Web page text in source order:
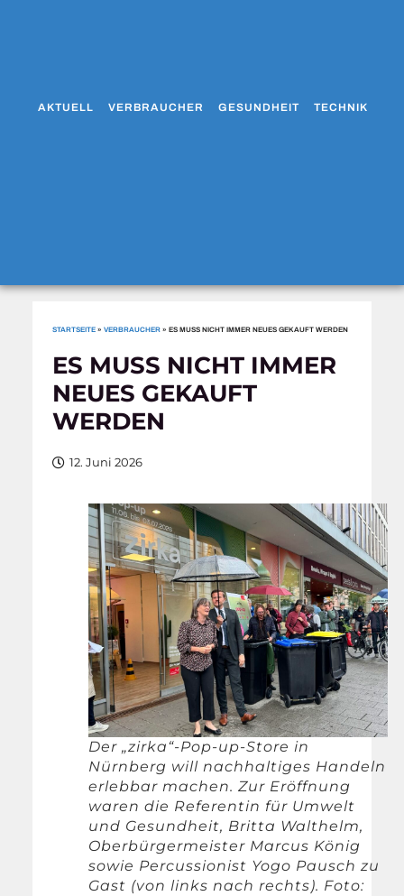
AKTUELL VERBRAUCHER GESUNDHEIT TECHNIK
STARTSEITE »VERBRAUCHER »ES MUSS NICHT IMMER NEUES GEKAUFT WERDEN
ES MUSS NICHT IMMER
NEUES GEKAUFT
WERDEN
12. Juni 2026
Der „zirka“-Pop-up-Store in
Nürnberg will nachhaltiges Handeln
erlebbar machen. Zur Eröffnung
waren die Referentin für Umwelt
und Gesundheit, Britta Walthelm,
Oberbürgermeister Marcus König
sowie Percussionist Yogo Pausch zu
Gast (von links nach rechts). Foto: